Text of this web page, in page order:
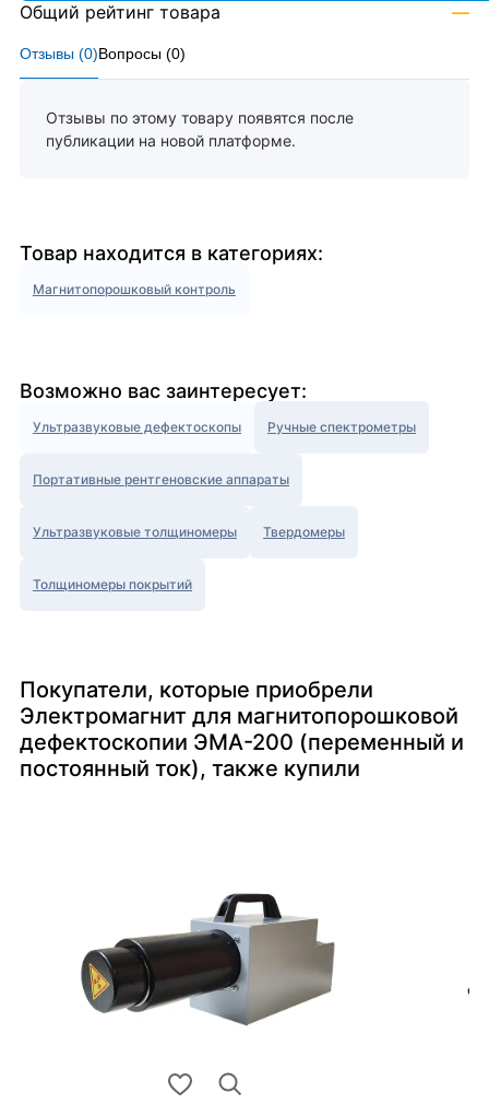
Отзывы (0)Вопросы (0)
Отзывы по этому товару появятся после
публикации на новой платформе.
Общий рейтинг товара —
Товар находится в категориях:
Магнитопорошковый контроль
Возможно вас заинтересует:
Ультразвуковые дефектоскопы Ручные спектрометры
Портативные рентгеновские аппараты
Ультразвуковые толщиномеры Твердомеры
Толщиномеры покрытий
Покупатели, которые приобрели
Электромагнит для магнитопорошковой
дефектоскопии ЭМА-200 (переменный и
постоянный ток), также купили